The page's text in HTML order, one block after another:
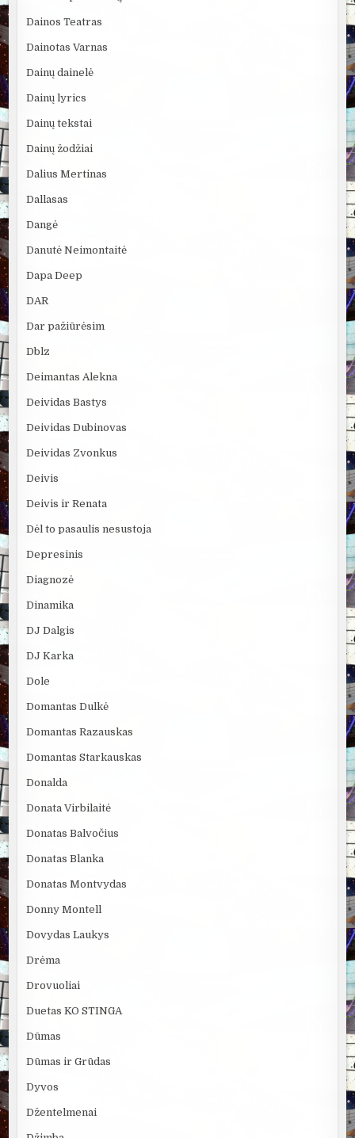
Dainos Teatras
Dainotas Varnas
Dainų dainelė
Dainų lyrics
Dainų tekstai
Dainų žodžiai
Dalius Mertinas
Dallasas
Dangė
Danutė Neimontaitė
Dapa Deep
DAR
Dar pažiūrėsim
Dblz
Deimantas Alekna
Deividas Bastys
Deividas Dubinovas
Deividas Zvonkus
Deivis
Deivis ir Renata
Dėl to pasaulis nesustoja
Depresinis
Diagnozė
Dinamika
DJ Dalgis
DJ Karka
Dole
Domantas Dulkė
Domantas Razauskas
Domantas Starkauskas
Donalda
Donata Virbilaitė
Donatas Balvočius
Donatas Blanka
Donatas Montvydas
Donny Montell
Dovydas Laukys
Drėma
Drovuoliai
Duetas KO STINGA
Dūmas
Dūmas ir Grūdas
Dyvos
Džentelmenai